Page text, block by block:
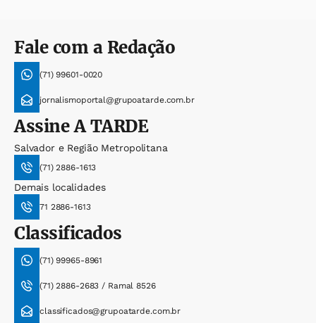
Fale com a Redação
(71) 99601-0020
jornalismoportal@grupoatarde.com.br
AssineA TARDE
Salvador e Região Metropolitana
(71) 2886-1613
Demais localidades
71 2886-1613
Classificados
(71) 99965-8961
(71) 2886-2683 / Ramal 8526
classificados@grupoatarde.com.br